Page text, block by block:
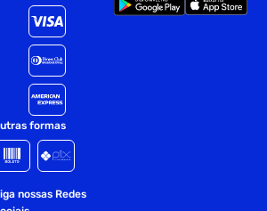
formas
nossas Redes